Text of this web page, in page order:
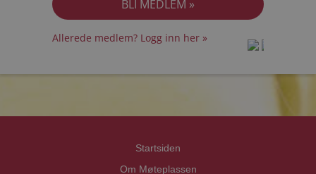
Allerede medlem? Logg inn her »
Startsiden
Om Møteplassen